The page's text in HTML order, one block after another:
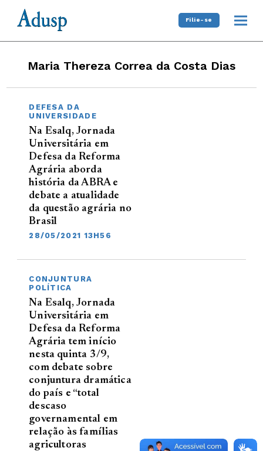
Filie-se
Maria Thereza Correa da Costa Dias
DEFESA DA
UNIVERSIDADE
Na Esalq, Jornada
Universitária em
Defesa da Reforma
Agrária aborda
história da ABRA e
debate a atualidade
da questão agrária no
Brasil
28/05/2021 13H56
CONJUNTURA
POLÍTICA
Na Esalq, Jornada
Universitária em
Defesa da Reforma
Agrária tem início
nesta quinta 3/9,
com debate sobre
conjuntura dramática
do país e “total
descaso
governamental em
relação às famílias
agricultoras